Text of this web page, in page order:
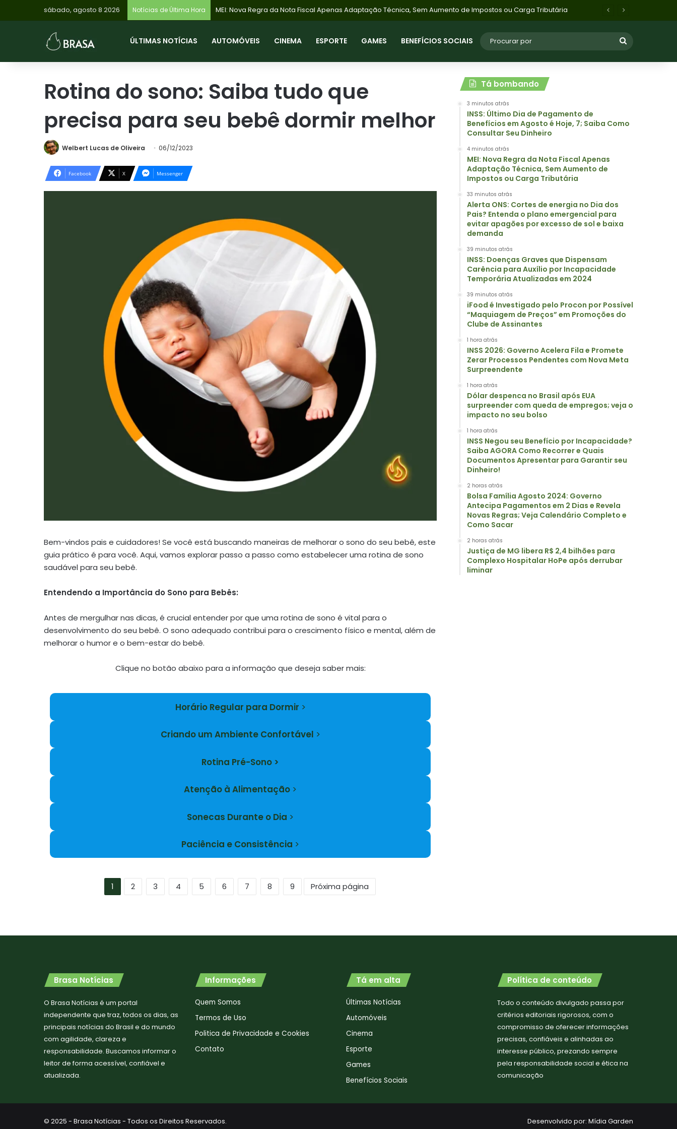
sábado, agosto 8 2026 Notícias de Última Hora
ÚLTIMAS NOTÍCIAS AUTOMÓVEIS CINEMA ESPORTE GAMES BENEFÍCIOS SOCIAIS
Rotina do sono: Saiba tudo que
precisa para seu bebê dormir melhor
Welbert Lucas de Oliveira 06/12/2023
Facebook X Messenger
Bem-vindos pais e cuidadores! Se você está buscando maneiras de melhorar o sono do seu bebê, este
guia prático é para você. Aqui, vamos explorar passo a passo como estabelecer uma rotina de sono
saudável para seu bebê.
Entendendo a Importância do Sono para Bebês:
Antes de mergulhar nas dicas, é crucial entender por que uma rotina de sono é vital para o
desenvolvimento do seu bebê. O sono adequado contribui para o crescimento físico e mental, além de
melhorar o humor e o bem-estar do bebê.
Clique no botão abaixo para a informação que deseja saber mais:
Horário Regular para Dormir >
Criando um Ambiente Confortável >
Rotina Pré-Sono >
Atenção à Alimentação >
Sonecas Durante o Dia >
Paciência e Consistência >
1 2 3 4 5 6 7 8 9 Próxima página
Tá bombando
3 minutos atrás
INSS: Último Dia de Pagamento de
Benefícios em Agosto é Hoje, 7; Saiba Como
Consultar Seu Dinheiro
4 minutos atrás
MEI: Nova Regra da Nota Fiscal Apenas
Adaptação Técnica, Sem Aumento de
Impostos ou Carga Tributária
33 minutos atrás
Alerta ONS: Cortes de energia no Dia dos
Pais? Entenda o plano emergencial para
evitar apagões por excesso de sol e baixa
demanda
39 minutos atrás
INSS: Doenças Graves que Dispensam
Carência para Auxílio por Incapacidade
Temporária Atualizadas em 2024
39 minutos atrás
iFood é Investigado pelo Procon por Possível
“Maquiagem de Preços” em Promoções do
Clube de Assinantes
1 hora atrás
INSS 2026: Governo Acelera Fila e Promete
Zerar Processos Pendentes com Nova Meta
Surpreendente
1 hora atrás
Dólar despenca no Brasil após EUA
surpreender com queda de empregos; veja o
impacto no seu bolso
1 hora atrás
INSS Negou seu Benefício por Incapacidade?
Saiba AGORA Como Recorrer e Quais
Documentos Apresentar para Garantir seu
Dinheiro!
2 horas atrás
Bolsa Família Agosto 2024: Governo
Antecipa Pagamentos em 2 Dias e Revela
Novas Regras; Veja Calendário Completo e
Como Sacar
2 horas atrás
Justiça de MG libera R$ 2,4 bilhões para
Complexo Hospitalar HoPe após derrubar
liminar
Brasa Notícias
O Brasa Notícias é um portal
independente que traz, todos os dias, as
principais notícias do Brasil e do mundo
com agilidade, clareza e
responsabilidade. Buscamos informar o
leitor de forma acessível, confiável e
atualizada.
Informações
Quem Somos
Termos de Uso
Politica de Privacidade e Cookies
Contato
Tá em alta
Últimas Notícias
Automóveis
Cinema
Esporte
Games
Benefícios Sociais
Política de conteúdo
Todo o conteúdo divulgado passa por
critérios editoriais rigorosos, com o
compromisso de oferecer informações
precisas, confiáveis e alinhadas ao
interesse público, prezando sempre
pela responsabilidade social e ética na
comunicação
© 2025 - Brasa Notícias - Todos os Direitos Reservados. Desenvolvido por: Mídia Garden